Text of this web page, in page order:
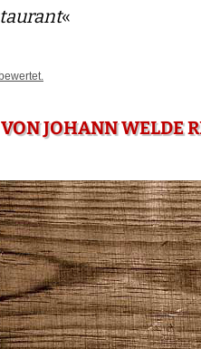
«
bewertet.
JOHANN WELDE